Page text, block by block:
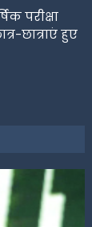
परीक्षा
छात्राएं हुए